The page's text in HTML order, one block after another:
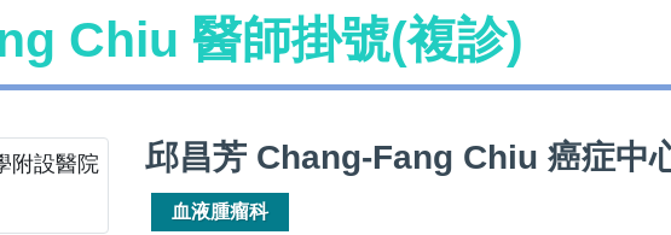
Chiu 醫師掛號(複診)
邱昌芳 Chang-Fang Chiu 癌症中
血液腫瘤科